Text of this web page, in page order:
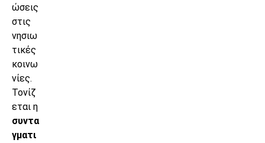
ώσεις
στις
νησιω
τικές
κοινω
νίες.
Τονίζ
εται η
συντα
γματι